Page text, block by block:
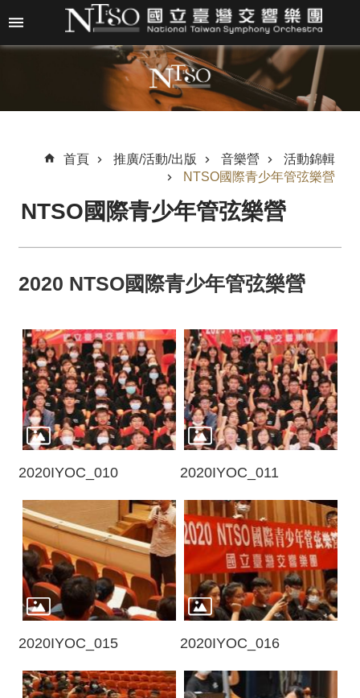
跳到主要內容區塊
尋
於
T
O
最
新
消
息
音
樂
會
演
奏
廳
園
區
推
廣
首頁 推廣/活動/出版 音樂營
活動錦輯
NTSO國際青少年管弦樂營
NTSO國際青少年管弦樂營
2020 NTSO國際青少年管弦樂營
2020IYOC_010 2020IYOC_011
2020IYOC_015 2020IYOC_016